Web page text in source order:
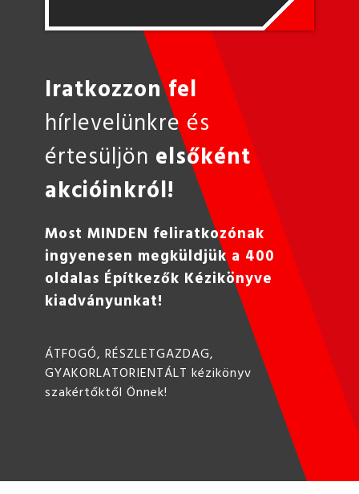
Iratkozzon fel
hírlevelünkre és
értesüljön elsőként
akcióinkról!
Most MINDEN feliratkozónak
ingyenesen megküldjük a 400
oldalas Építkezők Kézikönyve
kiadványunkat!
ÁTFOGÓ, RÉSZLETGAZDAG,
GYAKORLATORIENTÁLT kézikönyv
szakértőktől Önnek!